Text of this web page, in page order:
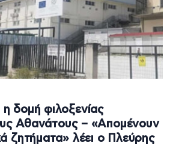
δομή φιλοξενίας
Αθανάτους – «Απομένουν
ζητήματα» λέει ο Πλεύρης